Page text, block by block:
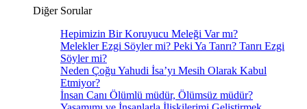
Diğer Sorular
Hepimizin Bir Koruyucu Meleği Var mı?
Melekler Ezgi Söyler mi? Peki Ya Tanrı? Tanrı Ezgi
Söyler mi?
Neden Çoğu Yahudi İsa’yı Mesih Olarak Kabul
Etmiyor?
İnsan Canı Ölümlü müdür, Ölümsüz müdür?